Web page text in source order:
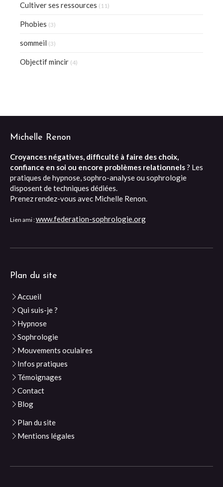
Cultiver ses ressources (11)
Phobies (3)
sommeil (3)
Objectif mincir (4)
Michelle Renon
Croyances négatives, difficulté à faire des choix,
confiance en soi ou encore problèmes relationnels? Les
pratiques de hypnose, sophro-analyse ou sophrologie
disposent de techniques dédiées.
Prenez rendez-vous avec Michelle Renon.
Lien ami :www.federation-sophrologie.org
Plan du site
Accueil
Qui suis-je ?
Hypnose
Sophrologie
Mouvements oculaires
Infos pratiques
Témoignages
Contact
Blog
Plan du site
Mentions légales